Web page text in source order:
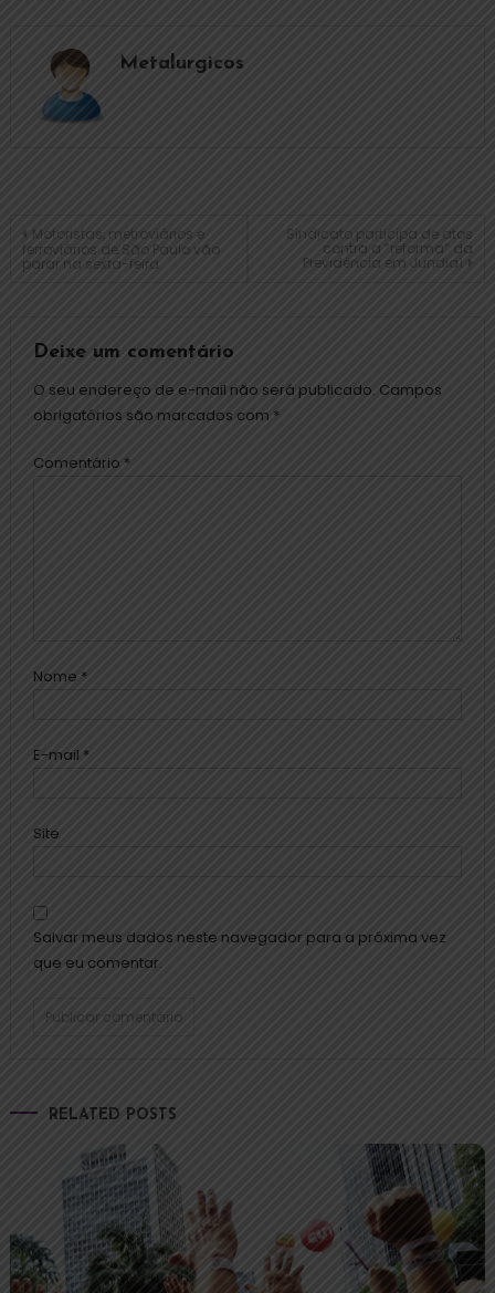
Metalurgicos
Motoristas, metroviários e
ferroviários de São Paulo vão
parar na sexta-feira
Sindicato participa de atos
contra a “reforma” da
Previdência em Jundiaí
Deixe um comentário
O seu endereço de e-mail não será publicado. Campos
obrigatórios são marcados com *
Comentário *
Nome *
E-mail *
Site
Salvar meus dados neste navegador para a próxima vez
que eu comentar.
RELATED POSTS